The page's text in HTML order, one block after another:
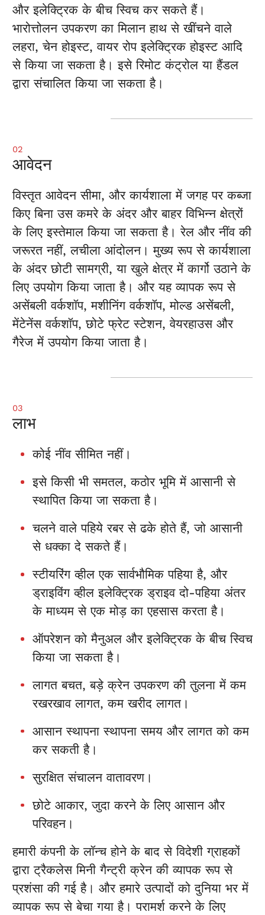
और इलेक्ट्रिक के बीच स्विच कर सकते हैं।
भारोत्तोलन उपकरण का मिलान हाथ से खींचने वाले
लहरा, चेन होइस्ट, वायर रोप इलेक्ट्रिक होइस्ट आदि
से किया जा सकता है। इसे रिमोट कंट्रोल या हैंडल
द्वारा संचालित किया जा सकता है।
02
आवेदन
विस्तृत आवेदन सीमा, और कार्यशाला में जगह पर कब्जा
किए बिना उस कमरे के अंदर और बाहर विभिन्न क्षेत्रों
के लिए इस्तेमाल किया जा सकता है। रेल और नींव की
जरूरत नहीं, लचीला आंदोलन। मुख्य रूप से कार्यशाला
के अंदर छोटी सामग्री, या खुले क्षेत्र में कार्गो उठाने के
लिए उपयोग किया जाता है। और यह व्यापक रूप से
असेंबली वर्कशॉप, मशीनिंग वर्कशॉप, मोल्ड असेंबली,
मेंटेनेंस वर्कशॉप, छोटे फ्रेट स्टेशन, वेयरहाउस और
गैरेज में उपयोग किया जाता है।
03
लाभ
कोई नींव सीमित नहीं।
इसे किसी भी समतल, कठोर भूमि में आसानी से
स्थापित किया जा सकता है।
चलने वाले पहिये रबर से ढके होते हैं, जो आसानी
से धक्का दे सकते हैं।
स्टीयरिंग व्हील एक सार्वभौमिक पहिया है, और
ड्राइविंग व्हील इलेक्ट्रिक ड्राइव दो-पहिया अंतर
के माध्यम से एक मोड़ का एहसास करता है।
ऑपरेशन को मैनुअल और इलेक्ट्रिक के बीच स्विच
किया जा सकता है।
लागत बचत, बड़े क्रेन उपकरण की तुलना में कम
रखरखाव लागत, कम खरीद लागत।
आसान स्थापना स्थापना समय और लागत को कम
कर सकती है।
सुरक्षित संचालन वातावरण।
छोटे आकार, जुदा करने के लिए आसान और
परिवहन।
हमारी कंपनी के लॉन्च होने के बाद से विदेशी ग्राहकों
द्वारा ट्रैकलेस मिनी गैन्ट्री क्रेन की व्यापक रूप से
प्रशंसा की गई है। और हमारे उत्पादों को दुनिया भर में
व्यापक रूप से बेचा गया है। परामर्श करने के लिए